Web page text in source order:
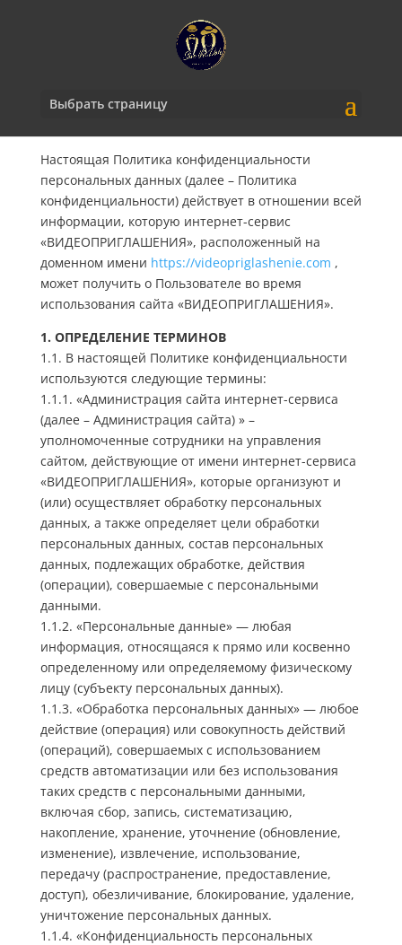
Выбрать страницу
Настоящая Политика конфиденциальности
персональных данных (далее – Политика
конфиденциальности) действует в отношении всей
информации, которую интернет-сервис
«ВИДЕОПРИГЛАШЕНИЯ», расположенный на
доменном имени https://videopriglashenie.com ,
может получить о Пользователе во время
использования сайта «ВИДЕОПРИГЛАШЕНИЯ».
1. ОПРЕДЕЛЕНИЕ ТЕРМИНОВ
1.1. В настоящей Политике конфиденциальности
используются следующие термины:
1.1.1. «Администрация сайта интернет-сервиса
(далее – Администрация сайта) » –
уполномоченные сотрудники на управления
сайтом, действующие от имени интернет-сервиса
«ВИДЕОПРИГЛАШЕНИЯ», которые организуют и
(или) осуществляет обработку персональных
данных, а также определяет цели обработки
персональных данных, состав персональных
данных, подлежащих обработке, действия
(операции), совершаемые с персональными
данными.
1.1.2. «Персональные данные» — любая
информация, относящаяся к прямо или косвенно
определенному или определяемому физическому
лицу (субъекту персональных данных).
1.1.3. «Обработка персональных данных» — любое
действие (операция) или совокупность действий
(операций), совершаемых с использованием
средств автоматизации или без использования
таких средств с персональными данными,
включая сбор, запись, систематизацию,
накопление, хранение, уточнение (обновление,
изменение), извлечение, использование,
передачу (распространение, предоставление,
доступ), обезличивание, блокирование, удаление,
уничтожение персональных данных.
1.1.4. «Конфиденциальность персональных